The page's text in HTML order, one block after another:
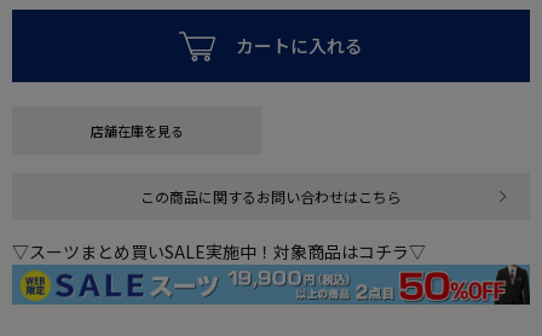
カートに入れる
店舗在庫を見る
この商品に関するお問い合わせはこちら
▽スーツまとめ買いSALE実施中！対象商品はコチラ▽